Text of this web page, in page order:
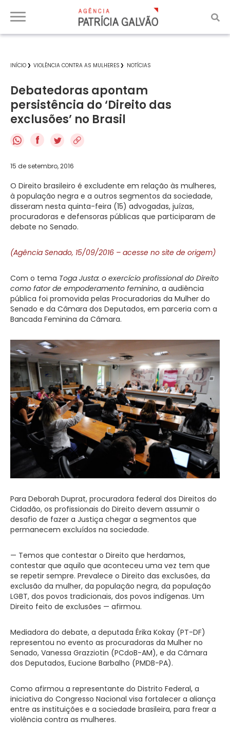
INÍCIO VIOLÊNCIA CONTRA AS MULHERES NOTÍCIAS
Debatedoras apontam
persistência do ‘Direito das
exclusões’ no Brasil
f
15 de setembro, 2016
O Direito brasileiro é excludente em relação às mulheres,
à população negra e a outros segmentos da sociedade,
disseram nesta quinta-feira (15) advogadas, juízas,
procuradoras e defensoras públicas que participaram de
debate no Senado.
(Agência Senado, 15/09/2016 – acesse no site de origem)
Com o tema Toga Justa: o exercício profissional do Direito
como fator de empoderamento feminino, a audiência
pública foi promovida pelas Procuradorias da Mulher do
Senado e da Câmara dos Deputados, em parceria com a
Bancada Feminina da Câmara.
Para Deborah Duprat, procuradora federal dos Direitos do
Cidadão, os profissionais do Direito devem assumir o
desafio de fazer a Justiça chegar a segmentos que
permanecem excluídos na sociedade.
— Temos que contestar o Direito que herdamos,
contestar que aquilo que aconteceu uma vez tem que
se repetir sempre. Prevalece o Direito das exclusões, da
exclusão da mulher, da população negra, da população
LGBT, dos povos tradicionais, dos povos indígenas. Um
Direito feito de exclusões — afirmou.
Mediadora do debate, a deputada Érika Kokay (PT-DF)
representou no evento as procuradoras da Mulher no
Senado, Vanessa Grazziotin (PCdoB-AM), e da Câmara
dos Deputados, Eucione Barbalho (PMDB-PA).
Como afirmou a representante do Distrito Federal, a
iniciativa do Congresso Nacional visa fortalecer a aliança
entre as instituições e a sociedade brasileira, para frear a
violência contra as mulheres.